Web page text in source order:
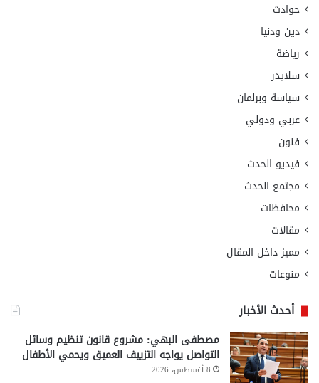
حوادث
دين ودنيا
رياضة
سلايدر
سياسة وبرلمان
عربي ودولي
فنون
فيديو الحدث
مجتمع الحدث
محافظات
مقالات
مميز داخل المقال
منوعات
أحدث الأخبار
مصطفى البهي: مشروع قانون تنظيم وسائل
التواصل يواجه التزييف العميق ويحمي الأطفال
8 أغسطس، 2026